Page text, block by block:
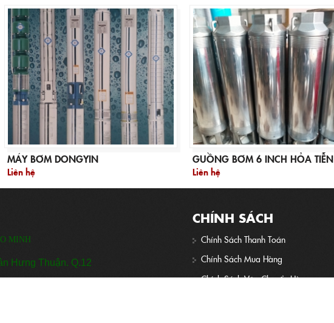
MÁY BƠM DONGYIN
Liên hệ
GUỒNG BƠM 6 INCH HỎA TIỄN
Liên hệ
MINH
Hưng Thuận. Q.12
CHÍNH SÁCH
Chính Sách Thanh Toán
Chính Sách Mua Hàng
Chính Sách Vận Chuyển Hàng